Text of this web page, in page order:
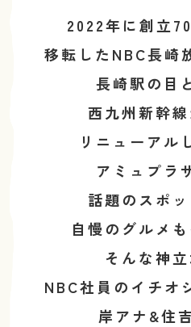
2022年に創立
移転したNBC長崎
長崎駅の目
西九州新幹線
リニューアル
アミュプラ
話題のスポッ
自慢のグルメも
そんな神
NBC社員のイチオ
岸アナ&住